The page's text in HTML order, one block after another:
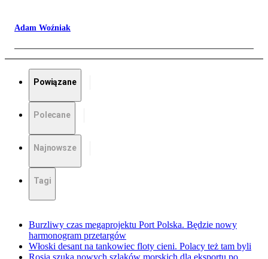
Adam Woźniak
Powiązane
Polecane
Najnowsze
Tagi
Burzliwy czas megaprojektu Port Polska. Będzie nowy
harmonogram przetargów
Włoski desant na tankowiec floty cieni. Polacy też tam byli
Rosja szuka nowych szlaków morskich dla eksportu po